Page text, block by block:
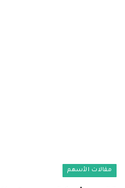
مقالات الأسهم